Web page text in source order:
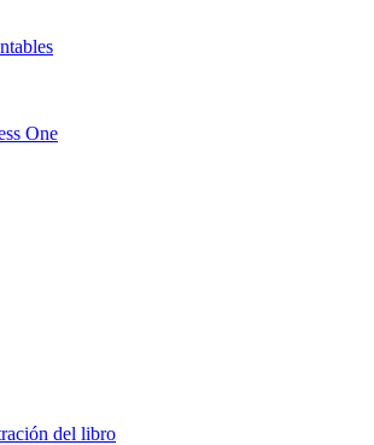
One
del libro